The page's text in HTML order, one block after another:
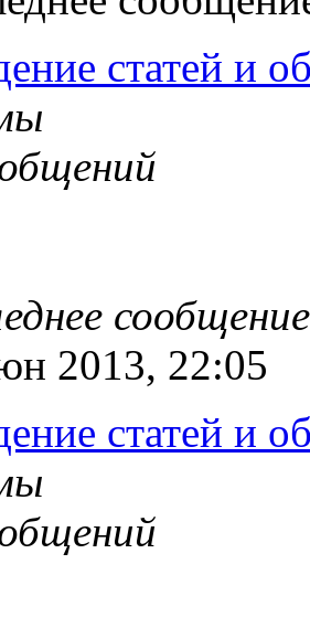
статей и
сообщение
2013, 22:05
статей и